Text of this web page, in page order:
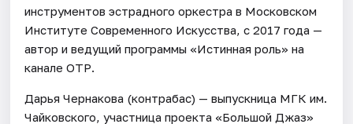
инструментов эстрадного оркестра в Московском
Институте Современного Искусства, с 2017 года —
автор и ведущий программы «Истинная роль» на
канале ОТР.
Дарья Чернакова (контрабас) — выпускница МГК им.
Чайковского, участница проекта «Большой Джаз»